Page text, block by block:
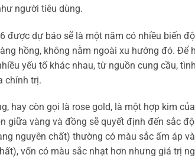
người tiêu dùng.
được dự báo sẽ là một năm có nhiều biến
hồng, không nằm ngoài xu hướng đó. Để
yếu tố khác nhau, từ nguồn cung cầu,
chính trị.
hay còn gọi là rose gold, là một hợp kim
giữa vàng và đồng sẽ quyết định đến sắc
nguyên chất) thường có màu sắc ấm áp
vốn có màu sắc nhạt hơn nhưng giá trị